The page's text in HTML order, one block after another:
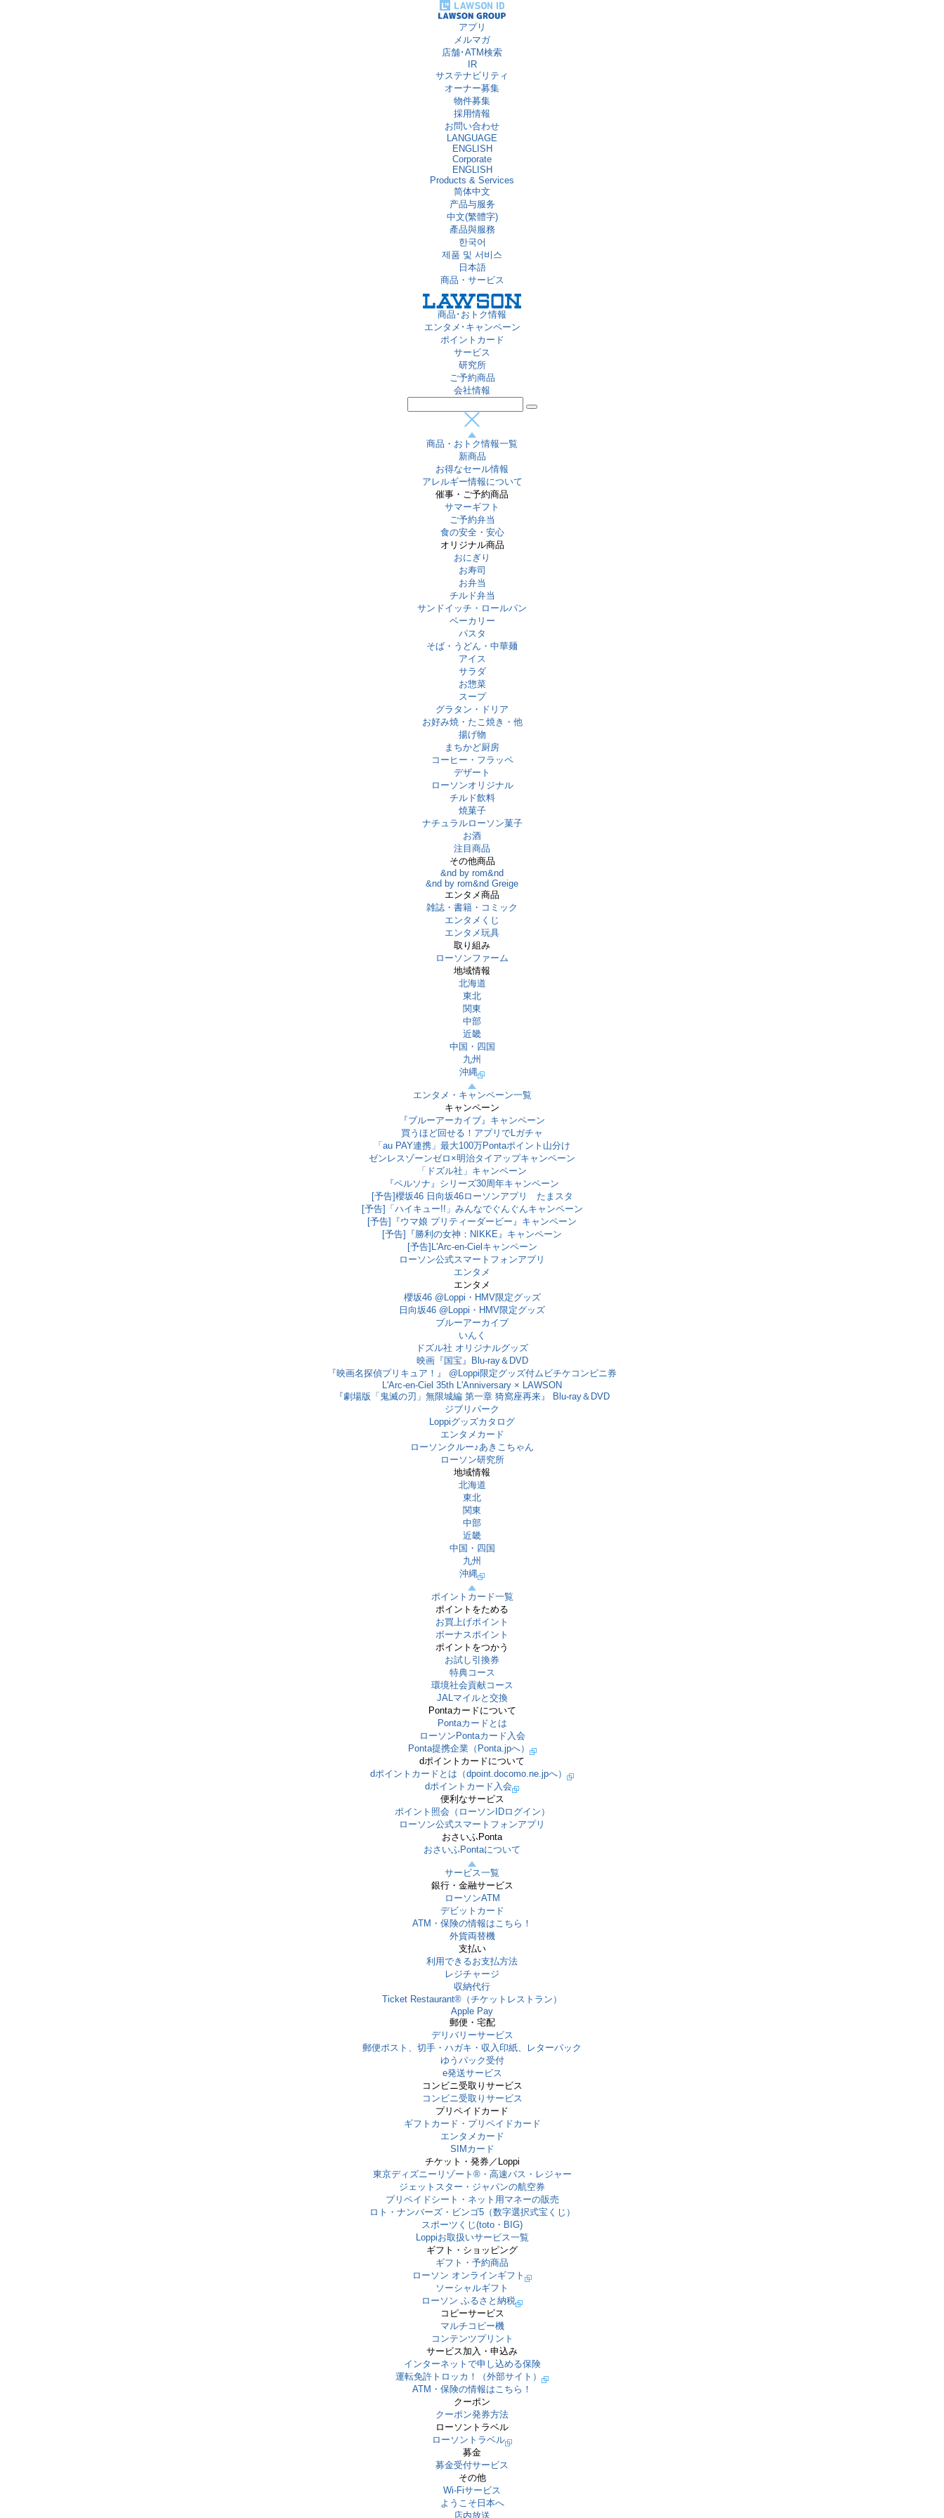
アプリ
メルマガ
店舗･ATM検索
IR
サステナビリティ
オーナー募集
物件募集
採用情報
お問い合わせ
LANGUAGE
ENGLISH
Corporate
ENGLISH
Products & Services
简体中文
产品与服务
中文(繁體字)
產品與服務
한국어
제품 및 서비스
日本語
商品・サービス
商品･おトク情報
エンタメ･キャンペーン
ポイントカード
サービス
研究所
ご予約商品
会社情報
商品・おトク情報一覧
新商品
お得なセール情報
アレルギー情報について
催事・ご予約商品
サマーギフト
ご予約弁当
食の安全・安心
オリジナル商品
おにぎり
お寿司
お弁当
チルド弁当
サンドイッチ・ロールパン
ベーカリー
パスタ
そば・うどん・中華麺
アイス
サラダ
お惣菜
スープ
グラタン・ドリア
お好み焼・たこ焼き・他
揚げ物
まちかど厨房
コーヒー・フラッペ
デザート
ローソンオリジナル
チルド飲料
焼菓子
ナチュラルローソン菓子
お酒
注目商品
その他商品
&nd by rom&nd
&nd by rom&nd Greige
エンタメ商品
雑誌・書籍・コミック
エンタメくじ
エンタメ玩具
取り組み
ローソンファーム
地域情報
北海道
東北
関東
中部
近畿
中国・四国
九州
沖縄
エンタメ・キャンペーン一覧
キャンペーン
『ブルーアーカイブ』キャンペーン
買うほど回せる！アプリでLガチャ
「au PAY連携」最大100万Pontaポイント山分け
ゼンレスゾーンゼロ×明治タイアップキャンペーン
「ドズル社」キャンペーン
『ペルソナ』シリーズ30周年キャンペーン
[予告]櫻坂46 日向坂46ローソンアプリ たまスタ
[予告]「ハイキュー!!」みんなでぐんぐんキャンペーン
[予告]『ウマ娘 プリティーダービー』キャンペーン
[予告]『勝利の女神：NIKKE』キャンペーン
[予告]L'Arc-en-Cielキャンペーン
ローソン公式スマートフォンアプリ
エンタメ
エンタメ
櫻坂46 @Loppi・HMV限定グッズ
日向坂46 @Loppi・HMV限定グッズ
ブルーアーカイブ
いんく
ドズル社 オリジナルグッズ
映画『国宝』Blu-ray＆DVD
『映画名探偵プリキュア！』 @Loppi限定グッズ付ムビチケコンビニ券
L'Arc-en-Ciel 35th L'Anniversary × LAWSON
『劇場版「鬼滅の刃」無限城編 第一章 猗窩座再来』 Blu-ray＆DVD
ジブリパーク
Loppiグッズカタログ
エンタメカード
ローソンクルー♪あきこちゃん
ローソン研究所
地域情報
北海道
東北
関東
中部
近畿
中国・四国
九州
沖縄
ポイントカード一覧
ポイントをためる
お買上げポイント
ボーナスポイント
ポイントをつかう
お試し引換券
特典コース
環境社会貢献コース
JALマイルと交換
Pontaカードについて
Pontaカードとは
ローソンPontaカード入会
Ponta提携企業（Ponta.jpへ）
dポイントカードについて
dポイントカードとは（dpoint.docomo.ne.jpへ）
dポイントカード入会
便利なサービス
ポイント照会（ローソンIDログイン）
ローソン公式スマートフォンアプリ
おさいふPonta
おさいふPontaについて
サービス一覧
銀行・金融サービス
ローソンATM
デビットカード
ATM・保険の情報はこちら！
外貨両替機
支払い
利用できるお支払方法
レジチャージ
収納代行
Ticket Restaurant®（チケットレストラン）
Apple Pay
郵便・宅配
デリバリーサービス
郵便ポスト、切手・ハガキ・収入印紙、レターパック
ゆうパック受付
e発送サービス
コンビニ受取りサービス
コンビニ受取りサービス
プリペイドカード
ギフトカード・プリペイドカード
エンタメカード
SIMカード
チケット・発券／Loppi
東京ディズニーリゾート®・⾼速バス・レジャー
ジェットスター・ジャパンの航空券
プリペイドシート・ネット用マネーの販売
ロト・ナンバーズ・ビンゴ5（数字選択式宝くじ）
スポーツくじ(toto・BIG)
Loppiお取扱いサービス一覧
ギフト・ショッピング
ギフト・予約商品
ローソン オンラインギフト
ソーシャルギフト
ローソン ふるさと納税
コピーサービス
マルチコピー機
コンテンツプリント
サービス加入・申込み
インターネットで申し込める保険
運転免許トロッカ！（外部サイト）
ATM・保険の情報はこちら！
クーポン
クーポン発券方法
ローソントラベル
ローソントラベル
募金
募金受付サービス
その他
Wi-Fiサービス
ようこそ日本へ
店内放送